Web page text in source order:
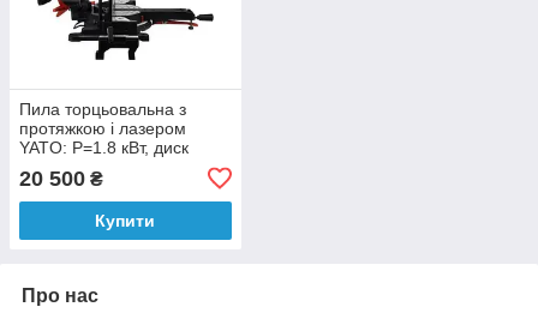
Пила торцьовальна з
протяжкою і лазером
YATO: P=1.8 кВт, диск
90°/45°-105/60мм
20 500 ₴
Купити
Про нас